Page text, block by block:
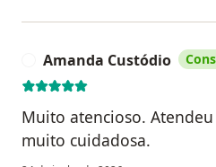
Amanda Custódio
Muito atencioso.
muito cuidadosa.